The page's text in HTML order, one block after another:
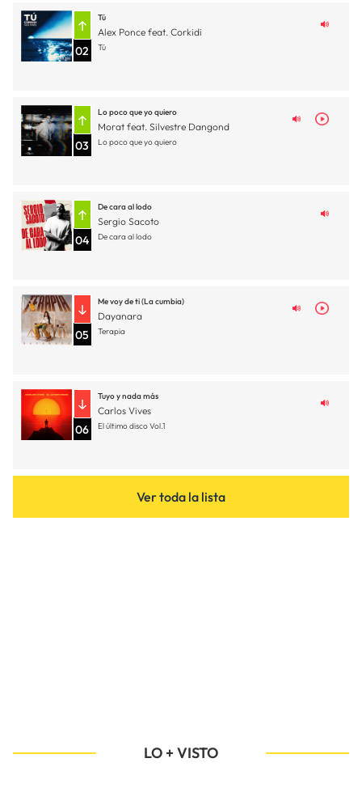
02
Tú
Alex Ponce feat. Corkidi
Tú
03
Lo poco que yo quiero
Morat feat. Silvestre Dangond
Lo poco que yo quiero
04
De cara al lodo
Sergio Sacoto
De cara al lodo
05
Me voy de ti (La cumbia)
Dayanara
Terapia
06
Tuyo y nada más
Carlos Vives
El último disco Vol.1
Ver toda la lista
LO + VISTO